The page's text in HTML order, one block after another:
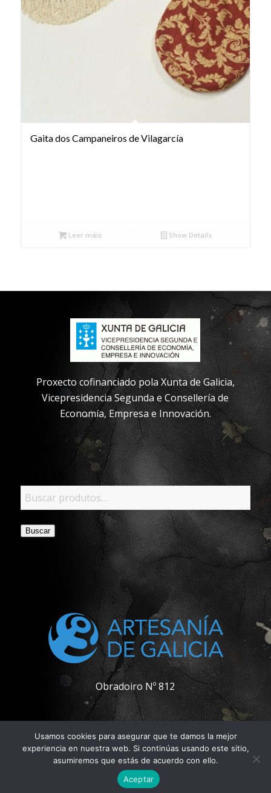
Gaita dos Campaneiros de Vilagarcía
Leer máis Show Details
Proxecto cofinanciado pola Xunta de Galicia,
Vicepresidencia Segunda e Consellería de
Economía, Empresa e Innovación.
Buscar
Obradoiro Nº 812
© Copyright - Pablo Carpintero
Política de privacidad
Usamos cookies para asegurar que te damos la mejor
experiencia en nuestra web. Si continúas usando este sitio,
asumiremos que estás de acuerdo con ello.
Aceptar